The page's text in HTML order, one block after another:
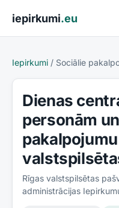
iepirkumi.eu
Iepirkumi / Sociālie
Dienas
personām
Rīgas valstspilsētas
administrācijas